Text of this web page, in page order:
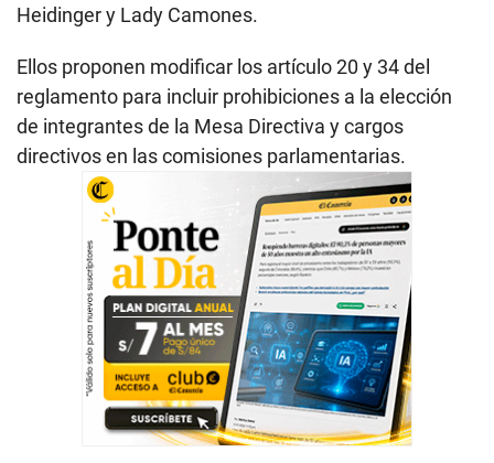
Heidinger y Lady Camones.
Ellos proponen modificar los artículo 20 y 34 del
reglamento para incluir prohibiciones a la elección
de integrantes de la Mesa Directiva y cargos
directivos en las comisiones parlamentarias.